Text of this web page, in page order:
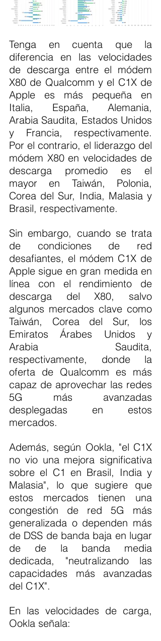
Tenga en cuenta que la
diferencia en las velocidades
de descarga entre el módem
X80 de Qualcomm y el C1X de
Apple es más pequeña en
Italia, España, Alemania,
Arabia Saudita, Estados Unidos
y Francia, respectivamente.
Por el contrario, el liderazgo del
módem X80 en velocidades de
descarga promedio es el
mayor en Taiwán, Polonia,
Corea del Sur, India, Malasia y
Brasil, respectivamente.
Sin embargo, cuando se trata
de condiciones de red
desafiantes, el módem C1X de
Apple sigue en gran medida en
línea con el rendimiento de
descarga del X80, salvo
algunos mercados clave como
Taiwán, Corea del Sur, los
Emiratos Árabes Unidos y
Arabia Saudita,
respectivamente, donde la
oferta de Qualcomm es más
capaz de aprovechar las redes
5G más avanzadas
desplegadas en estos
mercados.
Además, según Ookla, "el C1X
no vio una mejora significativa
sobre el C1 en Brasil, India y
Malasia", lo que sugiere que
estos mercados tienen una
congestión de red 5G más
generalizada o dependen más
de DSS de banda baja en lugar
de de la banda media
dedicada, "neutralizando las
capacidades más avanzadas
del C1X".
En las velocidades de carga,
Ookla señala: